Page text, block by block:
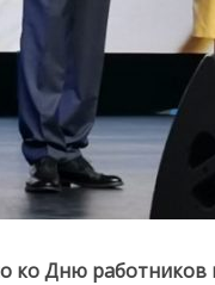
ко Дню работников